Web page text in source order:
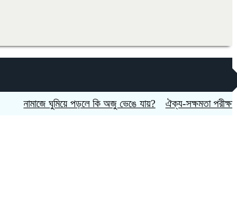
নামাজে ঘুমিয়ে পড়লে কি অজু ভেঙে যায়? ঐক্য-সক্ষমতা পরীক্ষার্থে